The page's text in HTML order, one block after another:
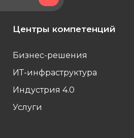
Центры компетенций
Бизнес-решения
ИТ-инфраструктура
Индустрия 4.0
Услуги